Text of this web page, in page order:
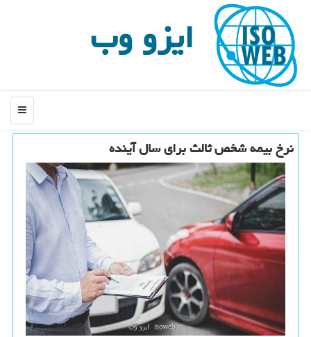
ایزو وب
منو
نرخ بیمه شخص ثالث برای سال آینده